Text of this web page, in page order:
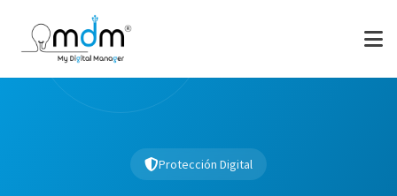
Protección Digital